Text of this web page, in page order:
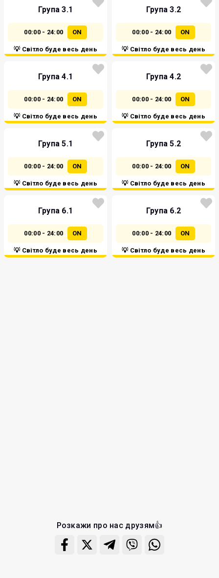
Група 3.1
00:00 - 24:00 ON
💡 Світло буде весь день
Група 3.2
00:00 - 24:00 ON
💡 Світло буде весь день
Група 4.1
00:00 - 24:00 ON
💡 Світло буде весь день
Група 4.2
00:00 - 24:00 ON
💡 Світло буде весь день
Група 5.1
00:00 - 24:00 ON
💡 Світло буде весь день
Група 5.2
00:00 - 24:00 ON
💡 Світло буде весь день
Група 6.1
00:00 - 24:00 ON
💡 Світло буде весь день
Група 6.2
00:00 - 24:00 ON
💡 Світло буде весь день
Розкажи про нас друзям👍